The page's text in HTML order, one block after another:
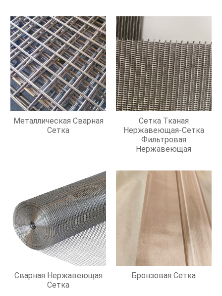
Металлическая Сварная
Сетка
Сетка Тканая
Нержавеющая-Сетка
Фильтровая
Нержавеющая
Сварная Нержавеющая
Сетка
Бронзовая Сетка